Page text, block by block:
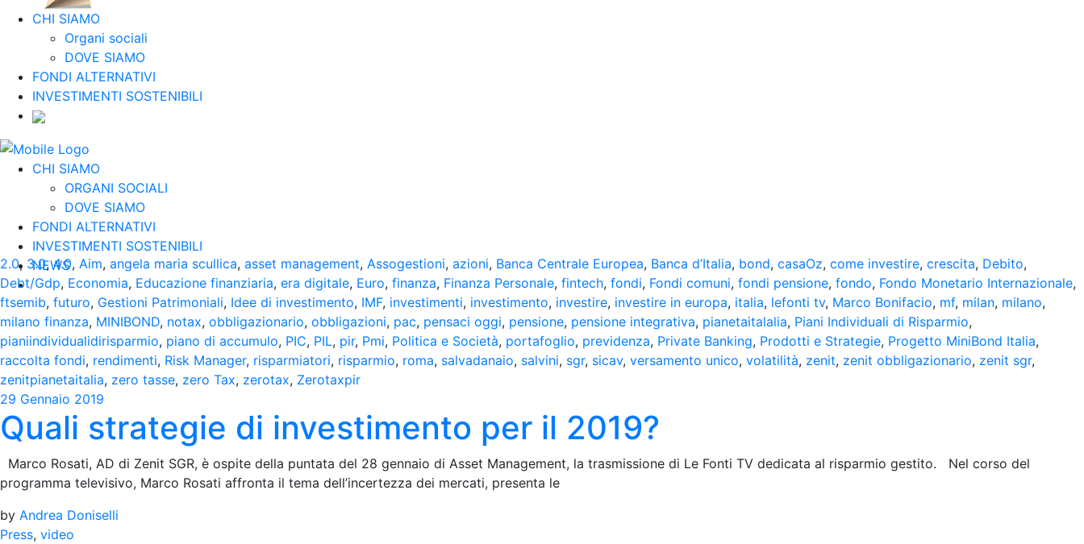
CHI SIAMO
Organi sociali
DOVE SIAMO
FONDI ALTERNATIVI
INVESTIMENTI SOSTENIBILI
CHI SIAMO
ORGANI SOCIALI
DOVE SIAMO
FONDI ALTERNATIVI
INVESTIMENTI SOSTENIBILI
NEWS
2.0, 3.0,4.0, Aim, angela maria scullica, asset management, Assogestioni, azioni, Banca Centrale Europea, Banca d’Italia, bond, casaOz, come investire, crescita, Debito,
Debt/Gdp, Economia, Educazione finanziaria, era digitale, Euro, finanza, Finanza Personale, fintech, fondi, Fondi comuni, fondi pensione, fondo, Fondo Monetario Internazionale,
ftsemib, futuro, Gestioni Patrimoniali, Idee di investimento, IMF, investimenti, investimento, investire, investire in europa, italia, lefonti tv, Marco Bonifacio, mf, milan, milano,
milano finanza, MINIBOND, notax, obbligazionario, obbligazioni, pac, pensaci oggi, pensione, pensione integrativa, pianetaitalalia, Piani Individuali di Risparmio,
pianiindividualidirisparmio, piano di accumulo, PIC, PIL, pir, Pmi, Politica e Società, portafoglio, previdenza, Private Banking, Prodotti e Strategie, Progetto MiniBond Italia,
raccolta fondi, rendimenti, Risk Manager, risparmiatori, risparmio, roma, salvadanaio, salvini, sgr, sicav, versamento unico, volatilità, zenit, zenit obbligazionario, zenit sgr,
zenitpianetaitalia, zero tasse, zero Tax, zerotax, Zerotaxpir
29 Gennaio 2019
Quali strategie di investimento per il 2019?
Marco Rosati, AD di Zenit SGR, è ospite della puntata del 28 gennaio di Asset Management, la trasmissione di Le Fonti TV dedicata al risparmio gestito. Nel corso del
programma televisivo, Marco Rosati affronta il tema dell’incertezza dei mercati, presenta le
by Andrea Doniselli
Press, video